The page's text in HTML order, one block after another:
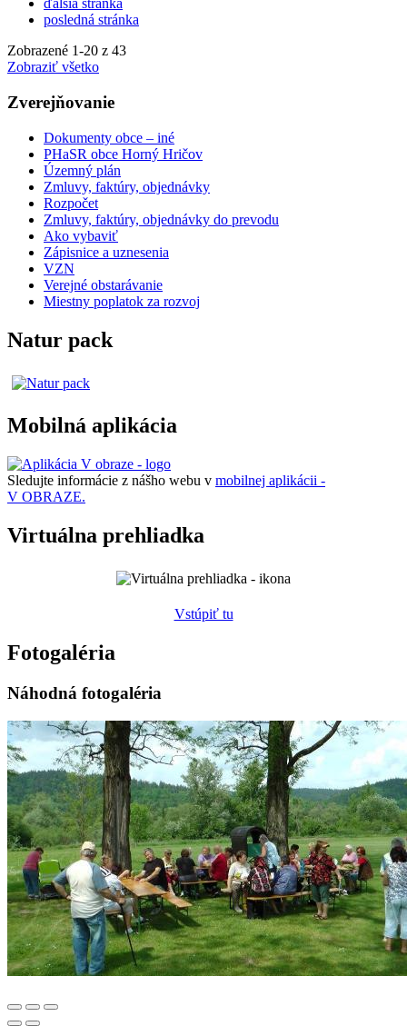
ďalšia stránka
posledná stránka
Zobrazené 1-20 z 43
Zobraziť všetko
Zverejňovanie
Dokumenty obce – iné
PHaSR obce Horný Hričov
Územný plán
Zmluvy, faktúry, objednávky
Rozpočet
Zmluvy, faktúry, objednávky do prevodu
Ako vybaviť
Zápisnice a uznesenia
VZN
Verejné obstarávanie
Miestny poplatok za rozvoj
Natur pack
Mobilná aplikácia
Sledujte informácie z nášho webu v mobilnej aplikácii -
V OBRAZE.
Virtuálna prehliadka
Vstúpiť tu
Fotogaléria
Náhodná fotogaléria